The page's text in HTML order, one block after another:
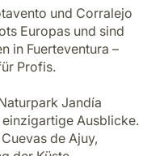
und Corralejo
Europas und sind
in Fuerteventura –
Profis.
Jandía
Ausblicke.
de Ajuy,